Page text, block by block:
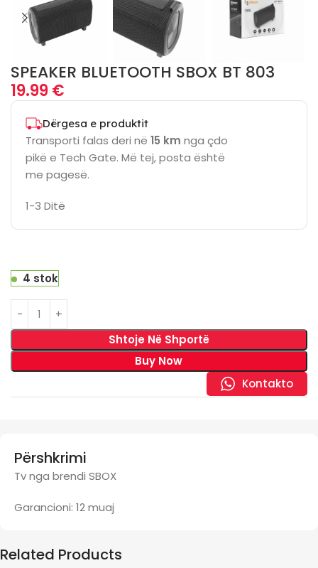
SPEAKER BLUETOOTH SBOX BT 803
19.99€
Dërgesa e produktit
Transporti falas deri në 15 km nga çdo
pikë e Tech Gate. Më tej, posta është
me pagesë.
1-3 Ditë
4 stok
Shtoje Në Shportë
Buy Now
Kontakto
Përshkrimi
Tv nga brendi SBOX
Garancioni: 12 muaj
Related Products